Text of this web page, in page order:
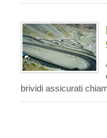
brividi assicurati